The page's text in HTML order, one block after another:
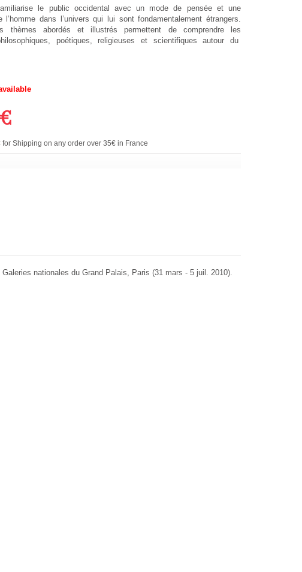
familiarise le public occidental avec un mode de pensée et une
l’homme dans l’univers qui lui sont fondamentalement étrangers.
thèmes abordés et illustrés permettent de comprendre les
poétiques, religieuses et scientifiques autour du
for Shipping on any order over 35€ in France
nationales du Grand Palais, Paris (31 mars - 5 juil. 2010).